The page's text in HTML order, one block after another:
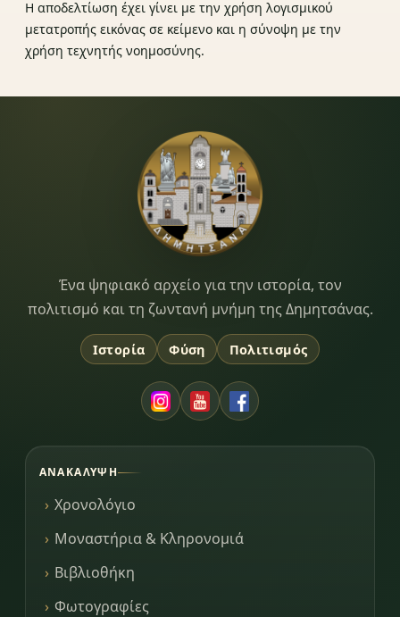
Η αποδελτίωση έχει γίνει με την χρήση λογισμικού
μετατροπής εικόνας σε κείμενο και η σύνοψη με την
χρήση τεχνητής νοημοσύνης.
Dimitsana.gr
Ένα ψηφιακό αρχείο για την ιστορία, τον
πολιτισμό και τη ζωντανή μνήμη της Δημητσάνας.
Ιστορία Φύση Πολιτισμός
ΑΝΑΚΆΛΥΨΗ
Χρονολόγιο
Μοναστήρια & Κληρονομιά
Βιβλιοθήκη
Φωτογραφίες